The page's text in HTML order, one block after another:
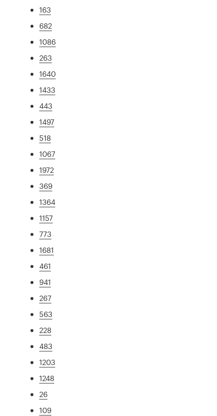
163
682
1086
263
1640
1433
443
1497
518
1067
1972
369
1364
1157
773
1681
461
941
267
563
228
483
1203
1248
26
109